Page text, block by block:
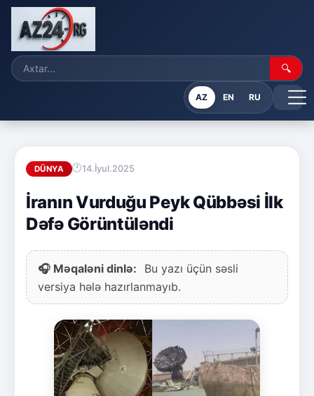
🔍
AZ EN RU
DÜNYA 14.İyul.2025
İranın Vurduğu Peyk Qübbəsi İlk
Dəfə Görüntüləndi
🎧 Məqaləni dinlə:
Bu yazı üçün səsli
versiya hələ hazırlanmayıb.